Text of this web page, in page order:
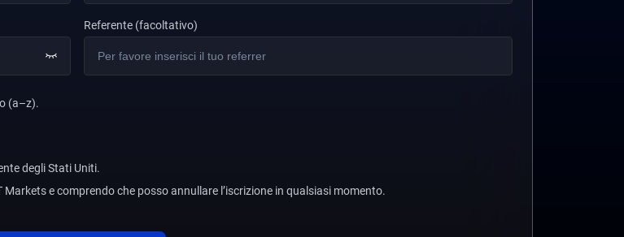
(a–z).
Referente (facoltativo)
degli Stati Uniti.
e comprendo che posso annullare l’iscrizione in qualsiasi momento.